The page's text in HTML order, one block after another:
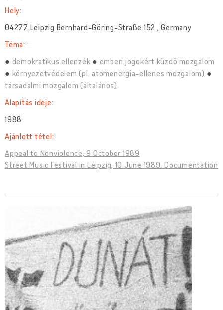
Hely:
04277 Leipzig Bernhard-Göring-Straße 152 , Germany
Téma:
demokratikus ellenzék
emberi jogokért küzdõ mozgalom
környezetvédelem (pl. atomenergia-ellenes mozgalom)
társadalmi mozgalom (általános)
Alapítás ideje:
1988
Ajánlott tétel:
Appeal to Nonviolence, 9 October 1989
Street Music Festival in Leipzig, 10 June 1989. Documentation